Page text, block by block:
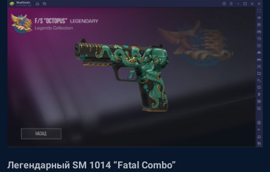
Легендарный SM 1014 “Fatal Combo”